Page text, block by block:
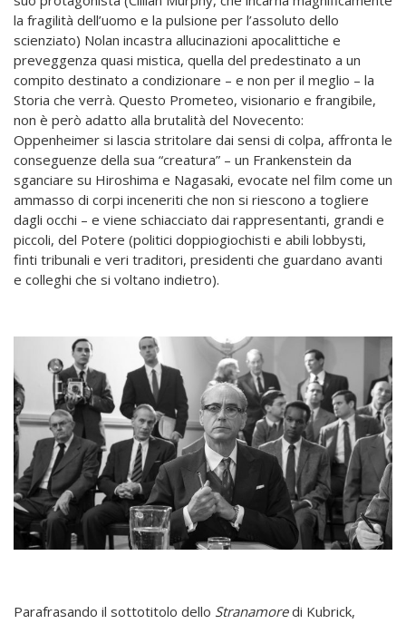
la fragilità dell’uomo e la pulsione per l’assoluto dello
scienziato) Nolan incastra allucinazioni apocalittiche e
preveggenza quasi mistica, quella del predestinato a un
compito destinato a condizionare – e non per il meglio – la
Storia che verrà. Questo Prometeo, visionario e frangibile,
non è però adatto alla brutalità del Novecento:
Oppenheimer si lascia stritolare dai sensi di colpa, affronta le
conseguenze della sua “creatura” – un Frankenstein da
sganciare su Hiroshima e Nagasaki, evocate nel film come un
ammasso di corpi inceneriti che non si riescono a togliere
dagli occhi – e viene schiacciato dai rappresentanti, grandi e
piccoli, del Potere (politici doppiogiochisti e abili lobbysti,
finti tribunali e veri traditori, presidenti che guardano avanti
e colleghi che si voltano indietro).
Parafrasando il sottotitolo dello Stranamoredi Kubrick,